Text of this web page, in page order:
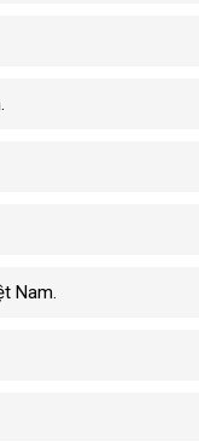
Nam.